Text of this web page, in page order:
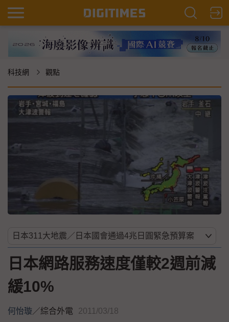
科技網 觀點
日本網路服務速度僅較2週前減
緩10%
何怡璇／綜合外電 2011/03/18